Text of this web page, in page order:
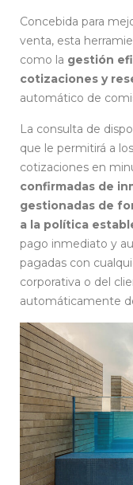
Concebida para
venta, esta
como la gestión
cotizaciones y
automático de
La consulta de
que le permitirá a
cotizaciones en
confirmadas de
gestionadas de
a la política
pago inmediato y
pagadas con
corporativa o del
automáticamente